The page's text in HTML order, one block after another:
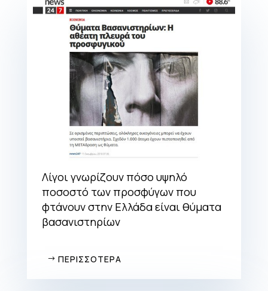
Λίγοι γνωρίζουν πόσο υψηλό
ποσοστό των προσφύγων που
φτάνουν στην Ελλάδα είναι θύματα
βασανιστηρίων
ΠΕΡΙΣΣΟΤΕΡΑ